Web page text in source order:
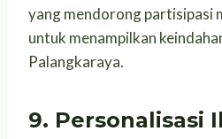
yang mendorong partisipasi
untuk menampilkan
Palangkaraya.
9. Personalisasi